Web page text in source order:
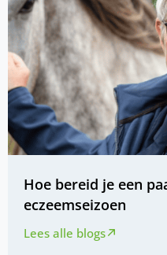
Hoe bereid je een
eczeemseizoen
Lees alle blogs